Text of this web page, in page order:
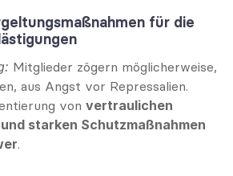
für die
Mitglieder zögern möglicherweise,
aus Angst vor Repressalien.
von vertraulichen
starken Schutzmaßnahmen
.